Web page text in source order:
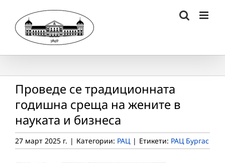
content
Проведе се традиционната
годишна среща на жените в
науката и бизнеса
27 март 2025 г. | Категории: РАЦ | Етикети: РАЦ Бургас